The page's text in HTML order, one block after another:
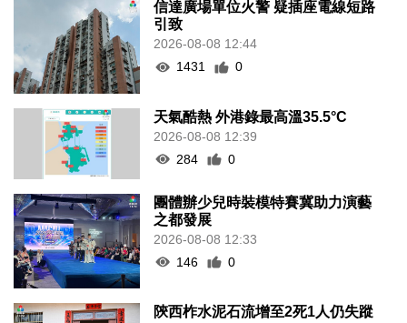
信達廣場單位火警 疑插座電線短路
引致
2026-08-08 12:44
1431
0
天氣酷熱 外港錄最高溫35.5°C
2026-08-08 12:39
284
0
團體辦少兒時裝模特賽冀助力演藝
之都發展
2026-08-08 12:33
146
0
陝西柞水泥石流增至2死1人仍失蹤